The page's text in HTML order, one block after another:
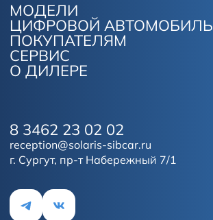
МОДЕЛИ
ЦИФРОВОЙ АВТОМОБИЛЬ
ПОКУПАТЕЛЯМ
СЕРВИС
О ДИЛЕРЕ
г. Сургут, пр-т Набережный 7/1
8 3462 23 02 02
reception@solaris-sibcar.ru